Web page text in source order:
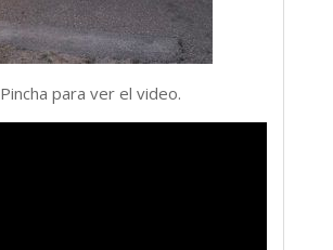
Pincha para ver el video.